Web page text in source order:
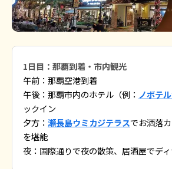
1日目：那覇到着・市内観光
午前：那覇空港到着
午後：那覇市内のホテル（例： ノボテ
ックイン
夕方： 瀬長島ウミカジテラスでお洒落
を堪能
夜：国際通りで夜の散策、居酒屋でデ